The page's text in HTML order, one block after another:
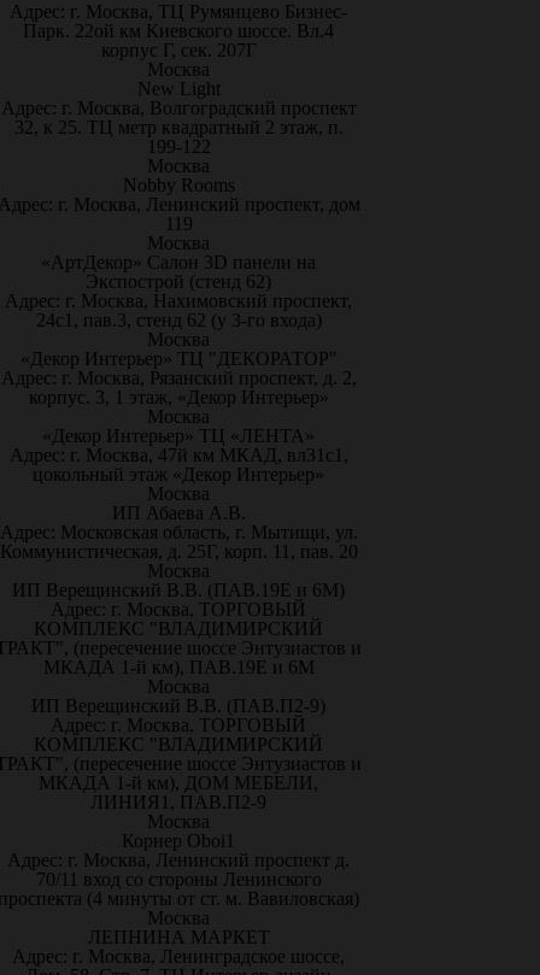
Адрес: г. Москва, ТЦ Румянцево Бизнес-
Парк. 22ой км Киевского шоссе. Вл.4
корпус Г, сек. 207Г
Москва
New Light
Адрес: г. Москва, Волгоградский проспект
32, к 25. ТЦ метр квадратный 2 этаж, п.
199-122
Москва
Nobby Rooms
г. Москва, Ленинский проспект, дом
119
Москва
«АртДекор» Салон 3D панели на
Экспострой (стенд 62)
Адрес: г. Москва, Нахимовский проспект,
24с1, пав.3, стенд 62 (у 3-го входа)
Москва
«Декор Интерьер» ТЦ "ДЕКОРАТОР"
Адрес: г. Москва, Рязанский проспект, д. 2,
корпус. 3, 1 этаж, «Декор Интерьер»
Москва
«Декор Интерьер» ТЦ «ЛЕНТА»
Адрес: г. Москва, 47й км МКАД, вл31с1,
цокольный этаж «Декор Интерьер»
Москва
ИП Абаева А.В.
Адрес: Московская область, г. Мытищи, ул.
Коммунистическая, д. 25Г, корп. 11, пав. 20
Москва
ИП Верещинский В.В. (ПАВ.19Е и 6М)
Адрес: г. Москва, ТОРГОВЫЙ
КОМПЛЕКС "ВЛАДИМИРСКИЙ
(пересечение шоссе Энтузиастов и
МКАДА 1-й км), ПАВ.19Е и 6М
Москва
ИП Верещинский В.В. (ПАВ.П2-9)
Адрес: г. Москва, ТОРГОВЫЙ
КОМПЛЕКС "ВЛАДИМИРСКИЙ
(пересечение шоссе Энтузиастов и
МКАДА 1-й км), ДОМ МЕБЕЛИ,
ЛИНИЯ1, ПАВ.П2-9
Москва
Корнер Oboi1
Адрес: г. Москва, Ленинский проспект д.
70/11 вход со стороны Ленинского
(4 минуты от ст. м. Вавиловская)
Москва
ЛЕПНИНА МАРКЕТ
Адрес: г. Москва, Ленинградское шоссе,